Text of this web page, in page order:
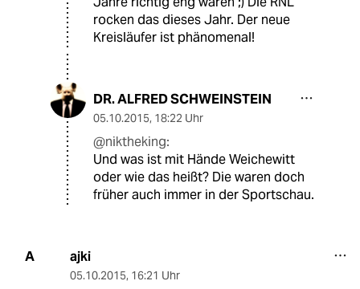
rocken das dieses Jahr. Der neue
Kreisläufer ist phänomenal!
DR. ALFRED SCHWEINSTEIN
05.10.2015, 18:22 Uhr
@niktheking:
Und was ist mit Hände Weichewitt
oder wie das heißt? Die waren doch
früher auch immer in der Sportschau.
A ajki
05.10.2015, 16:21 Uhr